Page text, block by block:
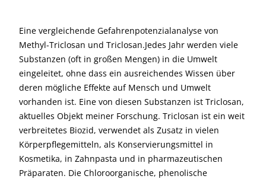
Eine vergleichende Gefahrenpotenzialanalyse von
Methyl-Triclosan und Triclosan.Jedes Jahr werden viele
Substanzen (oft in großen Mengen) in die Umwelt
eingeleitet, ohne dass ein ausreichendes Wissen über
deren mögliche Effekte auf Mensch und Umwelt
vorhanden ist. Eine von diesen Substanzen ist Triclosan,
aktuelles Objekt meiner Forschung. Triclosan ist ein weit
verbreitetes Biozid, verwendet als Zusatz in vielen
Körperpflegemitteln, als Konservierungsmittel in
Kosmetika, in Zahnpasta und in pharmazeutischen
Präparaten. Die Chloroorganische, phenolische